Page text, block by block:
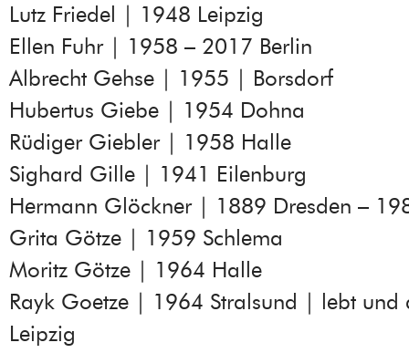
Lutz Friedel | 1948 Leipzig
Ellen Fuhr | 1958 – 2017 Berlin
Albrecht Gehse | 1955 | Borsdorf
Hubertus Giebe | 1954 Dohna
Rüdiger Giebler | 1958 Halle
Sighard Gille | 1941 Eilenburg
Hermann Glöckner | 1889 Dresden –
Grita Götze | 1959 Schlema
Moritz Götze | 1964 Halle
Rayk Goetze | 1964 Stralsund | lebt und
Leipzig